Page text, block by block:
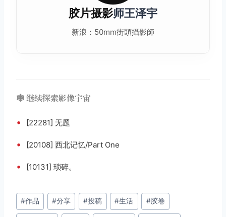
胶片摄影师王泽宇
新浪：50mm街頭攝影師
🕸️ 继续探索影像宇宙
• [22281] 无题
• [20108] 西北记忆/Part One
• [10131] 琐碎。
文
章
#作品 #分享 #投稿 #生活 #胶卷